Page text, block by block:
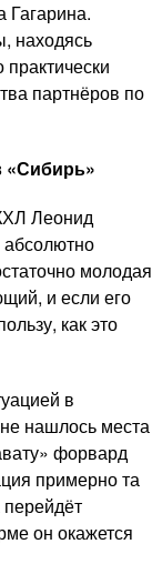
Гагарина.
находясь
партнёров по
«Сибирь»
Леонид
молодая
и если его
как это
в
нашлось места
форвард
примерно та
он окажется